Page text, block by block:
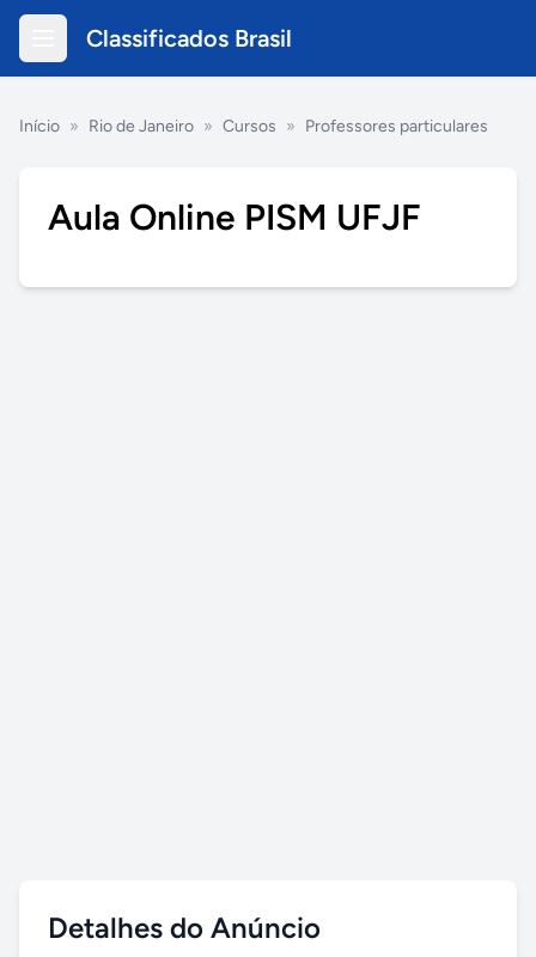
Classificados Brasil
Início » Rio de Janeiro » Cursos » Professores particulares
Aula Online PISM UFJF
Detalhes do Anúncio